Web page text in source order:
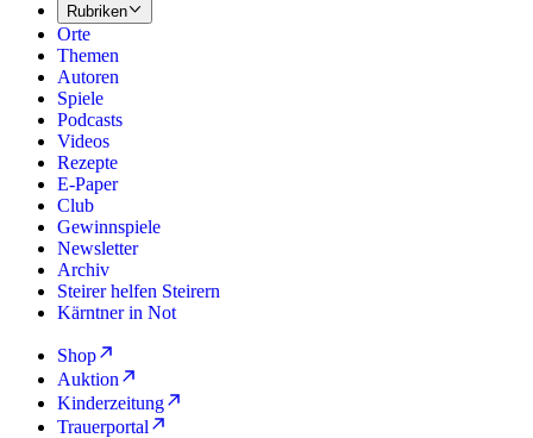
Rubriken
Orte
Themen
Autoren
Spiele
Podcasts
Videos
Rezepte
E-Paper
Club
Gewinnspiele
Newsletter
Archiv
Steirer helfen Steirern
Kärntner in Not
Shop
Auktion
Kinderzeitung
Trauerportal